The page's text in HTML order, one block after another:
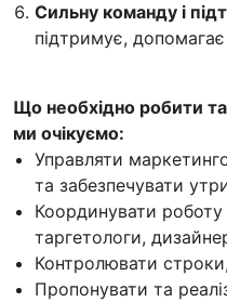
Сильну команду і
підтримує,
Що необхідно робити та
ми очікуємо:
Управляти
та забезпечувати
Координувати
таргетологи,
Контролювати строки,
Пропонувати та